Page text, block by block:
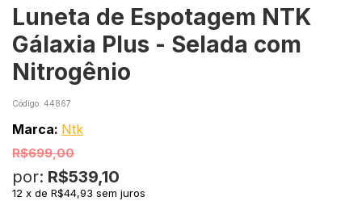
Luneta de Espotagem NTK
Gálaxia Plus - Selada com
Nitrogênio
Código: 44867
Marca: Ntk
R$699,00
por: R$539,10
12 x de R$44,93 sem juros